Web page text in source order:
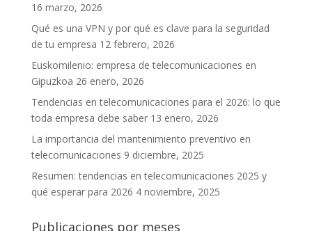
16 marzo, 2026
Qué es una VPN y por qué es clave para la seguridad
de tu empresa 12 febrero, 2026
Euskomilenio: empresa de telecomunicaciones en
Gipuzkoa 26 enero, 2026
Tendencias en telecomunicaciones para el 2026: lo que
toda empresa debe saber 13 enero, 2026
La importancia del mantenimiento preventivo en
telecomunicaciones 9 diciembre, 2025
Resumen: tendencias en telecomunicaciones 2025 y
qué esperar para 2026 4 noviembre, 2025
Publicaciones por meses